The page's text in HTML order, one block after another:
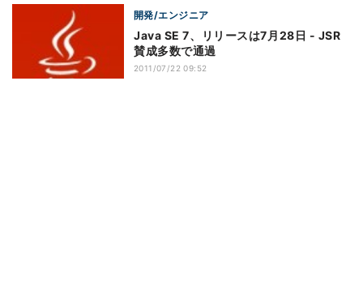
開発/エンジニア
Java SE 7、リリースは7月28日 - JSR
賛成多数で通過
2011/07/22 09:52